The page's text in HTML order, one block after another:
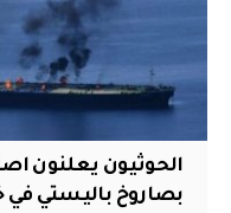
الحوثيون يعلنون
بصاروخ باليستي في